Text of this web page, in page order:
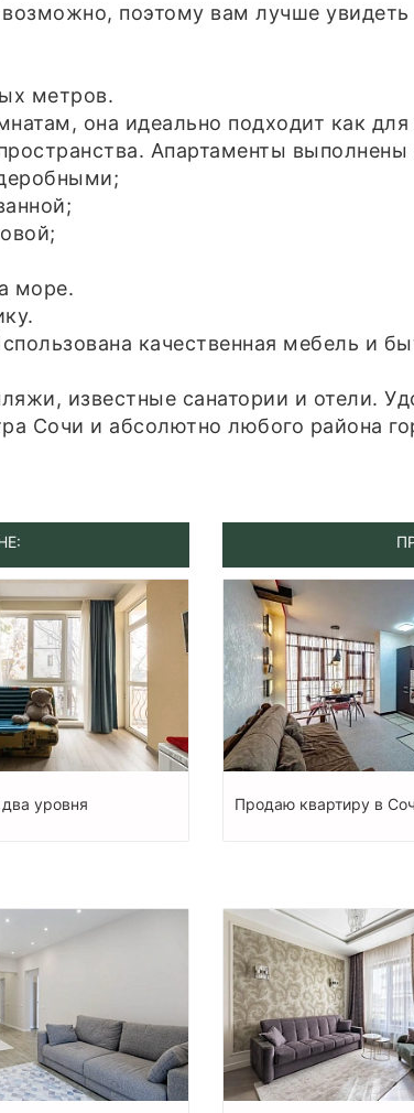
поэтому вам лучше
метров.
она идеально подходит как
Апартаменты
море.
качественная мебель и
известные санатории и отели.
Сочи и абсолютно любого района
уровня Продаю квартиру в